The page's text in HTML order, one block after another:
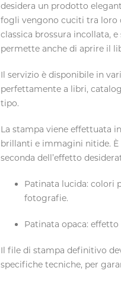
desidera un prodotto
fogli vengono cuciti tra loro
classica brossura incollata,
permette anche di aprire il
Il servizio è disponibile in
perfettamente a libri,
tipo.
La stampa viene effettuata in
brillanti e immagini nitide. È
seconda dell’effetto
Patinata lucida: colori
fotografie.
Patinata opaca:
Il file di stampa definitivo
specifiche tecniche, per